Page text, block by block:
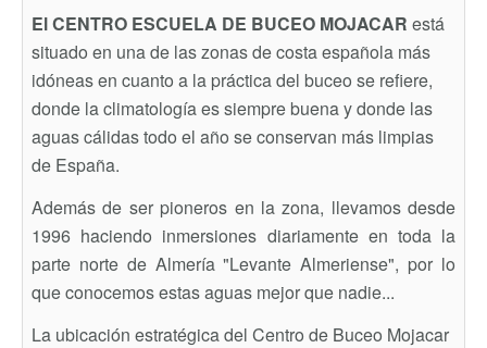
El CENTRO ESCUELA DE BUCEO MOJACAR está
situado en una de las zonas de costa española más
idóneas en cuanto a la práctica del buceo se refiere,
donde la climatología es siempre buena y donde las
aguas cálidas todo el año se conservan más limpias
de España.
Además de ser pioneros en la zona, llevamos desde
1996 haciendo inmersiones diariamente en toda la
parte norte de Almería "Levante Almeriense", por lo
que conocemos estas aguas mejor que nadie...
La ubicación estratégica del Centro de Buceo Mojacar